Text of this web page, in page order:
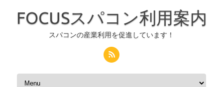
FOCUSスパコン利用案内
スパコンの産業利用を促進しています！
コンテンツへスキップ